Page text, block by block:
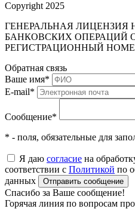
Copyright 2025
ГЕНЕРАЛЬНАЯ ЛИЦЕНЗИЯ
БАНКОВСКИХ ОПЕРАЦИЙ
РЕГИСТРАЦИОННЫЙ
Обратная связь
Ваше имя*
E-mail*
Сообщение*
* - поля, обязательные для
Я даю согласие на
соответствии с Политикой по
данных
Отправить сообщение
Спасибо за Ваше сообщение!
Горячая линия по вопросам